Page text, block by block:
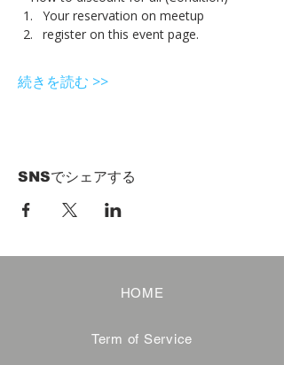
Your reservation on meetup
register on this event page.
続きを読む >>
SNSでシェアする
HOME
Term of Service